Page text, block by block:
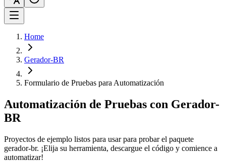
Home
Gerador-BR
Formulario de Pruebas para Automatización
Automatización de Pruebas con Gerador-
BR
Proyectos de ejemplo listos para usar para probar el paquete
gerador-br. ¡Elija su herramienta, descargue el código y comience a
automatizar!